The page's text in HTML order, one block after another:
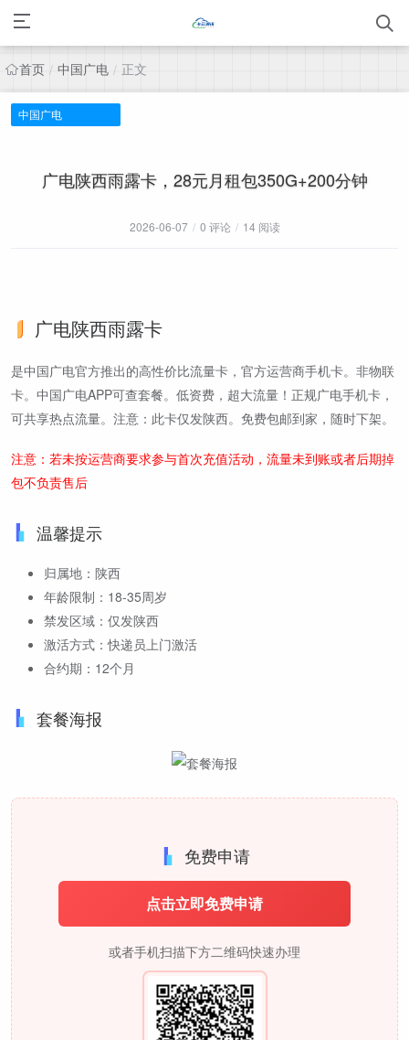
首页 / 中国广电 / 正文
中国广电
广电陕西雨露卡，28元月租包350G+200分钟
2026-06-07 / 0 评论 / 14 阅读
广电陕西雨露卡
是中国广电官方推出的高性价比流量卡，官方运营商手机卡。非物联
卡。中国广电APP可查套餐。低资费，超大流量！正规广电手机卡，
可共享热点流量。注意：此卡仅发陕西。免费包邮到家，随时下架。
注意：若未按运营商要求参与首次充值活动，流量未到账或者后期掉
包不负责售后
温馨提示
归属地：陕西
年龄限制：18-35周岁
禁发区域：仅发陕西
激活方式：快递员上门激活
合约期：12个月
套餐海报
免费申请
点击立即免费申请
或者手机扫描下方二维码快速办理